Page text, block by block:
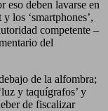
eso deben lavarse en
los ‘smartphones’,
competente –
del
de la alfombra;
y taquígrafos’ y
de fiscalizar